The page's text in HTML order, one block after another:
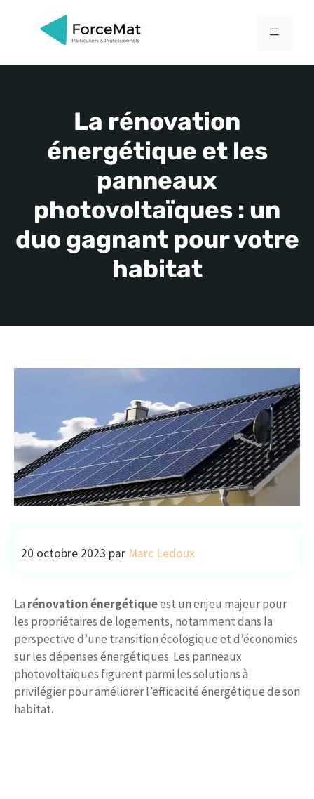
MENU
La rénovation
énergétique et les
panneaux
photovoltaïques : un
duo gagnant pour votre
habitat
20 octobre 2023 par Marc Ledoux
La rénovation énergétiqueest un enjeu majeur pour
les propriétaires de logements, notamment dans la
perspective d’une transition écologique et d’économies
sur les dépenses énergétiques. Les panneaux
photovoltaïques figurent parmi les solutions à
privilégier pour améliorer l’efficacité énergétique de son
habitat.